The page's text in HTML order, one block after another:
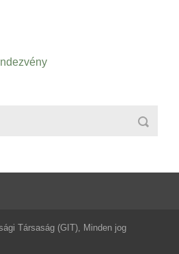
Társaság (GIT), Minden jog